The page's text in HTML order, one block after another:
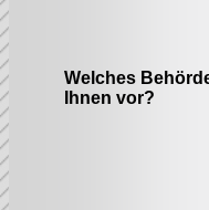
Welches
Ihnen vor?